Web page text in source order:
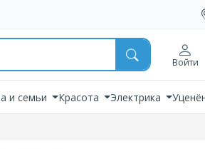
Войти
и семьи Красота Электрика